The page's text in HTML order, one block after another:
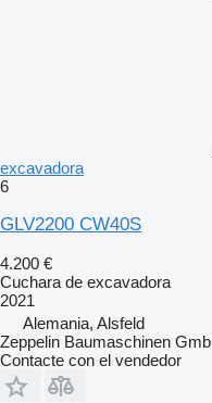
excavadora
6
GLV2200 CW40S
4.200 €
Cuchara de excavadora
2021
Alemania, Alsfeld
Zeppelin Baumaschinen
Contacte con el vendedor